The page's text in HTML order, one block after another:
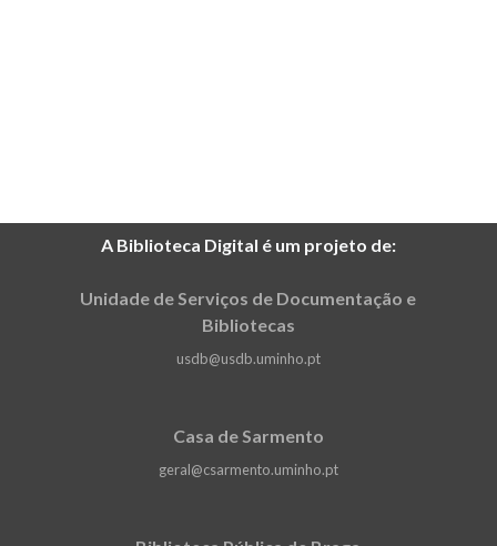
A Biblioteca Digital é um projeto de:
Unidade de Serviços de Documentação e
Bibliotecas
usdb@usdb.uminho.pt
Casa de Sarmento
geral@csarmento.uminho.pt